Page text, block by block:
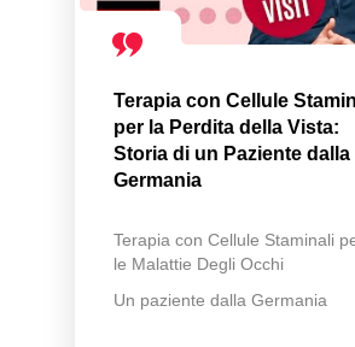
Terapia con Cellule
per la Perdita della Vista:
Storia di un Paziente dalla
Germania
Terapia con Cellule Staminali
le Malattie Degli Occhi
Un paziente dalla Germania